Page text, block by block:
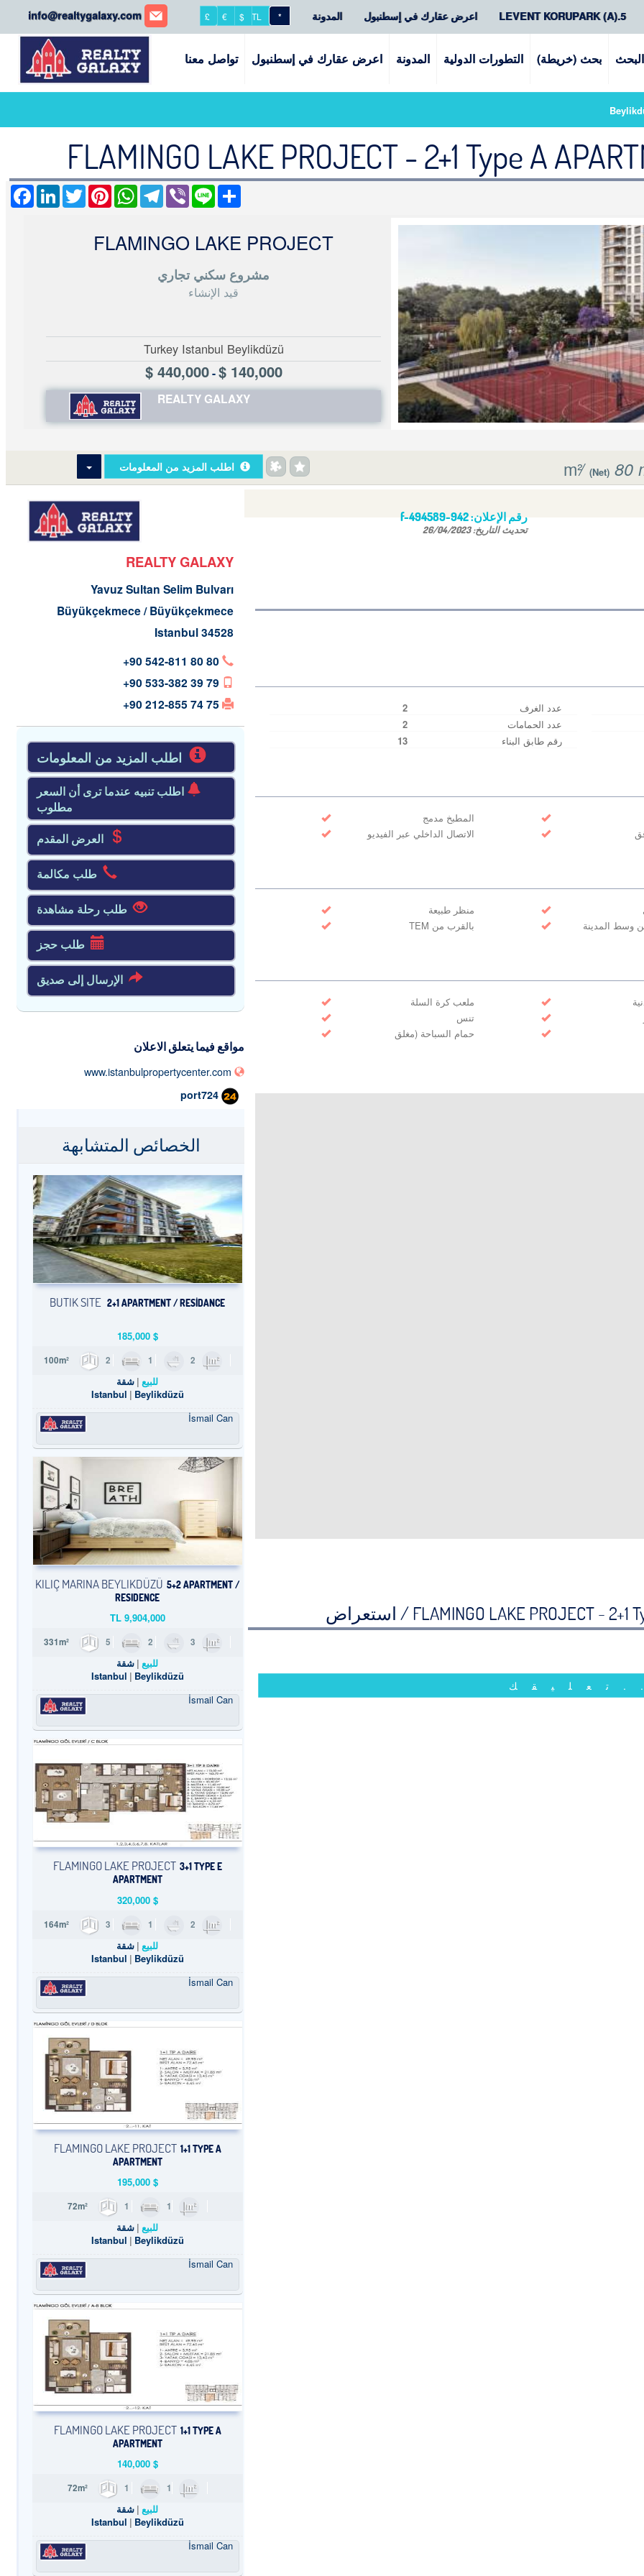
REALTY GALAXY
info@realtygalaxy.com *
TL
$
€
£ المدونة اعرض عقارك في إسطنبول 5.LEVENT KORUPARK (A)
البحث بحث (خريطة) التطورات الدولية المدونة اعرض عقارك في إسطنبول تواصل معنا
FLAMINGO LAKE PROJECT - 2+1 Type A
LinkedInTwitterPinterestWhatsAppTelegram Viber Line Share
FLAMINGO LAKE PROJECT
مشروع سكني تجاري
قيد الإنشاء
Turkey Istanbul Beylikdüzü
140,000 $
-
440,000 $
REALTY GALAXY
/ (Net)80 اطلب المزيد من المعلومات
رقم الإعلان:f-494589-942
تحديث التاريخ:26/04/2023
عدد الغرف 2
عدد الحمامات
2
رقم طابق البناء
13
المطبخ مدمج
الاتصال الداخلي عبر الفيديو
منظر طبيعة
بالقرب من TEM
وسط المدينة
ملعب كرة السلة
تنس
حمام السباحة (مغلق
FLAMINGO LAKE PROJECT - 2+1 استعراض
REALTY GALAXY
Yavuz Sultan Selim Bulvarı
Büyükçekmece / Büyükçekmece
34528 Istanbul
+90 542-811 80 80
+90 533-382 39 79
+90 212-855 74 75
اطلب المزيد من المعلومات
اطلب تنبيه عندما ترى أن السعر
مطلوب
العرض المقدم
طلب مكالمة
طلب رحلة مشاهدة
طلب حجز
الإرسال إلى صديق
مواقع فيما يتعلق الاعلان
port724
الخصائص المتشابهة
BUTIK SITE 2+1 APARTMENT / RESİDANCE
$
185,000
2 1 2
للبيع شقة
Istanbul
Beylikdüzü
İsmail Can
KILIÇ MARINA BEYLIKDÜZÜ 5+2 APARTMENT /
RESIDENCE
TL9,904,000
5 2 3
للبيع شقة
Istanbul
Beylikdüzü
İsmail Can
FLAMINGO LAKE PROJECT 3+1 TYPE E
APARTMENT
$
320,000
3 1 2
للبيع شقة
Istanbul
Beylikdüzü
İsmail Can
FLAMINGO LAKE PROJECT 1+1 TYPE A
APARTMENT
$
195,000
1 1
للبيع شقة
Istanbul
Beylikdüzü
İsmail Can
FLAMINGO LAKE PROJECT 1+1 TYPE A
APARTMENT
$
140,000
1 1
للبيع شقة
Istanbul
Beylikdüzü
İsmail Can